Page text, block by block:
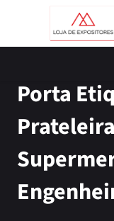
Porta